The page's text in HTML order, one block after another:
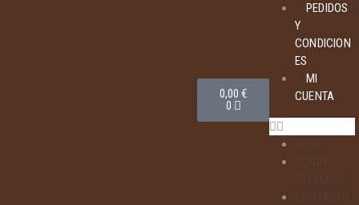
0,00€
0
PEDIDOS
Y
CONDICION
ES
MI
CUENTA